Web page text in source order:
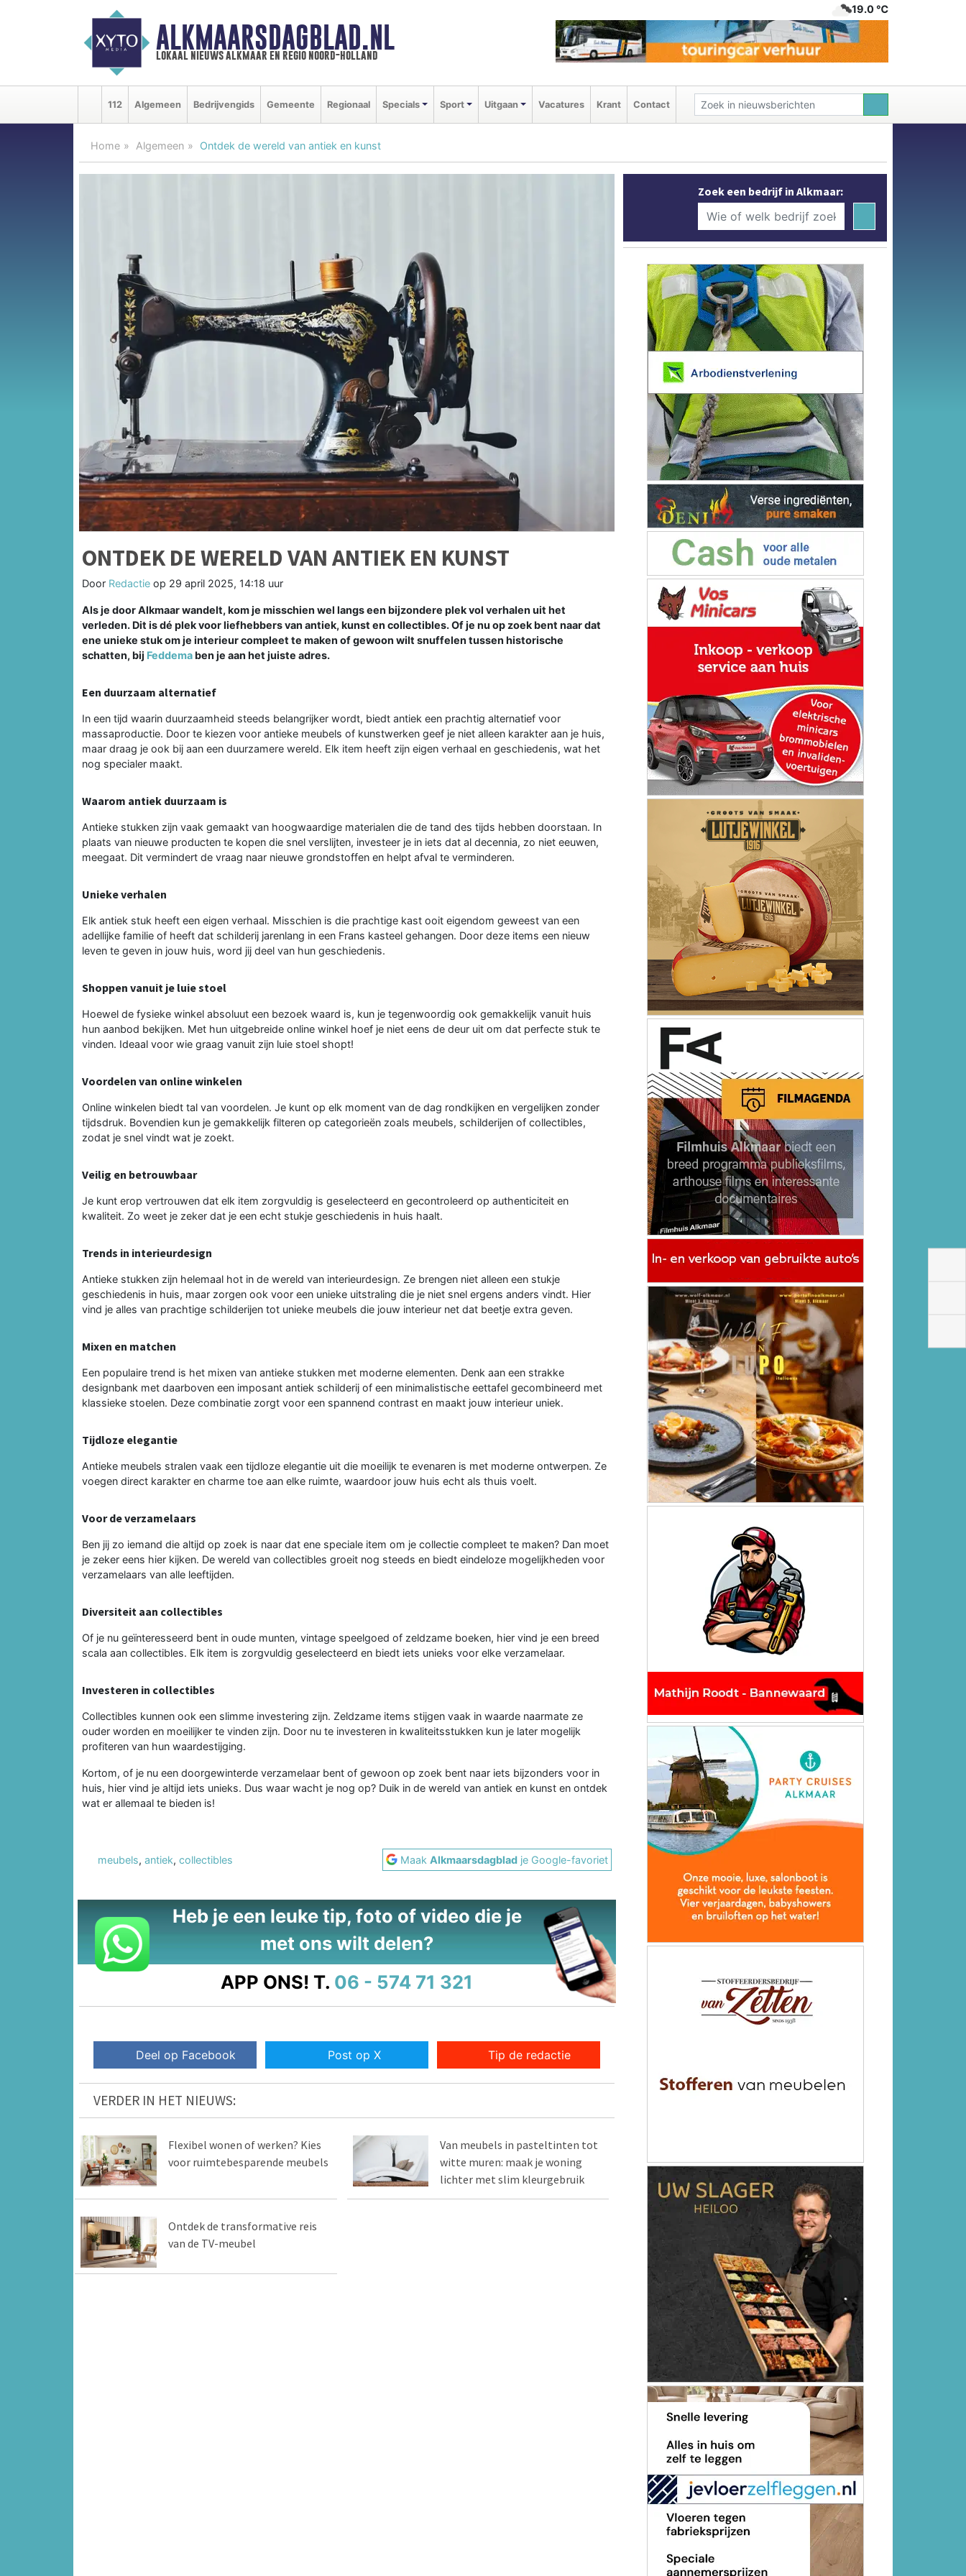
ALKMAARSDAGBLAD.NL
lokaal nieuws alkmaar en regio noord-holland
19.0 ℃
112 Algemeen Bedrijvengids Gemeente Regionaal Specials Sport Uitgaan Vacatures Krant Contact
Home Algemeen Ontdek de wereld van antiek en kunst
ONTDEK DE WERELD VAN ANTIEK EN KUNST
Door Redactie op 29 april 2025, 14:18 uur
Als je door Alkmaar wandelt, kom je misschien wel langs een bijzondere plek vol verhalen uit het
verleden. Dit is dé plek voor liefhebbers van antiek, kunst en collectibles. Of je nu op zoek bent naar dat
ene unieke stuk om je interieur compleet te maken of gewoon wilt snuffelen tussen historische
schatten, bij Feddema ben je aan het juiste adres.
Een duurzaam alternatief
In een tijd waarin duurzaamheid steeds belangrijker wordt, biedt antiek een prachtig alternatief voor
massaproductie. Door te kiezen voor antieke meubels of kunstwerken geef je niet alleen karakter aan je huis,
maar draag je ook bij aan een duurzamere wereld. Elk item heeft zijn eigen verhaal en geschiedenis, wat het
nog specialer maakt.
Waarom antiek duurzaam is
Antieke stukken zijn vaak gemaakt van hoogwaardige materialen die de tand des tijds hebben doorstaan. In
plaats van nieuwe producten te kopen die snel verslijten, investeer je in iets dat al decennia, zo niet eeuwen,
meegaat. Dit vermindert de vraag naar nieuwe grondstoffen en helpt afval te verminderen.
Unieke verhalen
Elk antiek stuk heeft een eigen verhaal. Misschien is die prachtige kast ooit eigendom geweest van een
adellijke familie of heeft dat schilderij jarenlang in een Frans kasteel gehangen. Door deze items een nieuw
leven te geven in jouw huis, word jij deel van hun geschiedenis.
Shoppen vanuit je luie stoel
Hoewel de fysieke winkel absoluut een bezoek waard is, kun je tegenwoordig ook gemakkelijk vanuit huis
hun aanbod bekijken. Met hun uitgebreide online winkel hoef je niet eens de deur uit om dat perfecte stuk te
vinden. Ideaal voor wie graag vanuit zijn luie stoel shopt!
Voordelen van online winkelen
Online winkelen biedt tal van voordelen. Je kunt op elk moment van de dag rondkijken en vergelijken zonder
tijdsdruk. Bovendien kun je gemakkelijk filteren op categorieën zoals meubels, schilderijen of collectibles,
zodat je snel vindt wat je zoekt.
Veilig en betrouwbaar
Je kunt erop vertrouwen dat elk item zorgvuldig is geselecteerd en gecontroleerd op authenticiteit en
kwaliteit. Zo weet je zeker dat je een echt stukje geschiedenis in huis haalt.
Trends in interieurdesign
Antieke stukken zijn helemaal hot in de wereld van interieurdesign. Ze brengen niet alleen een stukje
geschiedenis in huis, maar zorgen ook voor een unieke uitstraling die je niet snel ergens anders vindt. Hier
vind je alles van prachtige schilderijen tot unieke meubels die jouw interieur net dat beetje extra geven.
Mixen en matchen
Een populaire trend is het mixen van antieke stukken met moderne elementen. Denk aan een strakke
designbank met daarboven een imposant antiek schilderij of een minimalistische eettafel gecombineerd met
klassieke stoelen. Deze combinatie zorgt voor een spannend contrast en maakt jouw interieur uniek.
Tijdloze elegantie
Antieke meubels stralen vaak een tijdloze elegantie uit die moeilijk te evenaren is met moderne ontwerpen. Ze
voegen direct karakter en charme toe aan elke ruimte, waardoor jouw huis echt als thuis voelt.
Voor de verzamelaars
Ben jij zo iemand die altijd op zoek is naar dat ene speciale item om je collectie compleet te maken? Dan moet
je zeker eens hier kijken. De wereld van collectibles groeit nog steeds en biedt eindeloze mogelijkheden voor
verzamelaars van alle leeftijden.
Diversiteit aan collectibles
Of je nu geïnteresseerd bent in oude munten, vintage speelgoed of zeldzame boeken, hier vind je een breed
scala aan collectibles. Elk item is zorgvuldig geselecteerd en biedt iets unieks voor elke verzamelaar.
Investeren in collectibles
Collectibles kunnen ook een slimme investering zijn. Zeldzame items stijgen vaak in waarde naarmate ze
ouder worden en moeilijker te vinden zijn. Door nu te investeren in kwaliteitsstukken kun je later mogelijk
profiteren van hun waardestijging.
Kortom, of je nu een doorgewinterde verzamelaar bent of gewoon op zoek bent naar iets bijzonders voor in
huis, hier vind je altijd iets unieks. Dus waar wacht je nog op? Duik in de wereld van antiek en kunst en ontdek
wat er allemaal te bieden is!
meubels, antiek, collectibles MaakAlkmaarsdagblad je Google-favoriet
Heb je een leuke tip, foto of video die je
met ons wilt delen?
APP ONS! T. 06 - 574 71 321
Deel op Facebook Post op X Tip de redactie
VERDER IN HET NIEUWS:
Flexibel wonen of werken? Kies
voor ruimtebesparende meubels
Van meubels in pasteltinten tot
witte muren: maak je woning
lichter met slim kleurgebruik
Ontdek de transformative reis
van de TV-meubel
Zoek een bedrijf in Alkmaar: